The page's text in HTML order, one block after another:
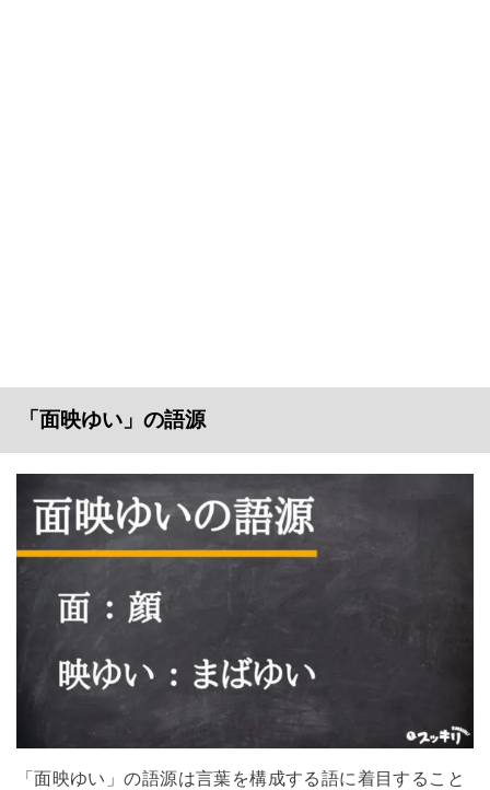
「面映ゆい」の語源
「面映ゆい」の語源は言葉を構成する語に着目すること